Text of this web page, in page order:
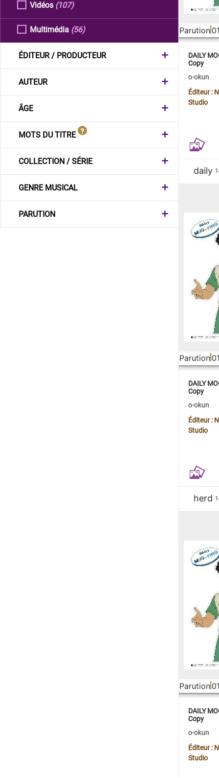
Vidéos (107)
Multimédia (56)
ÉDITEUR / PRODUCTEUR
AUTEUR
ÂGE
MOTS DU TITRE
COLLECTION / SÉRIE
GENRE MUSICAL
PARUTION
Parution
DAILY
Copy
o-okun
Éditeur :
Studio
daily
Parution
DAILY
Copy
o-okun
Éditeur :
Studio
herd
Parution
DAILY
Copy
o-okun
Éditeur :
Studio